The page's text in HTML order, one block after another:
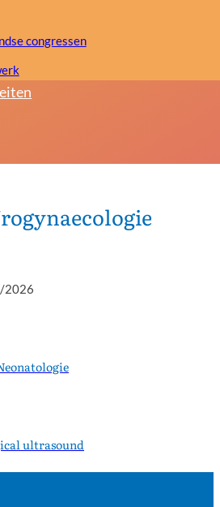
congressen
2026
ultrasound